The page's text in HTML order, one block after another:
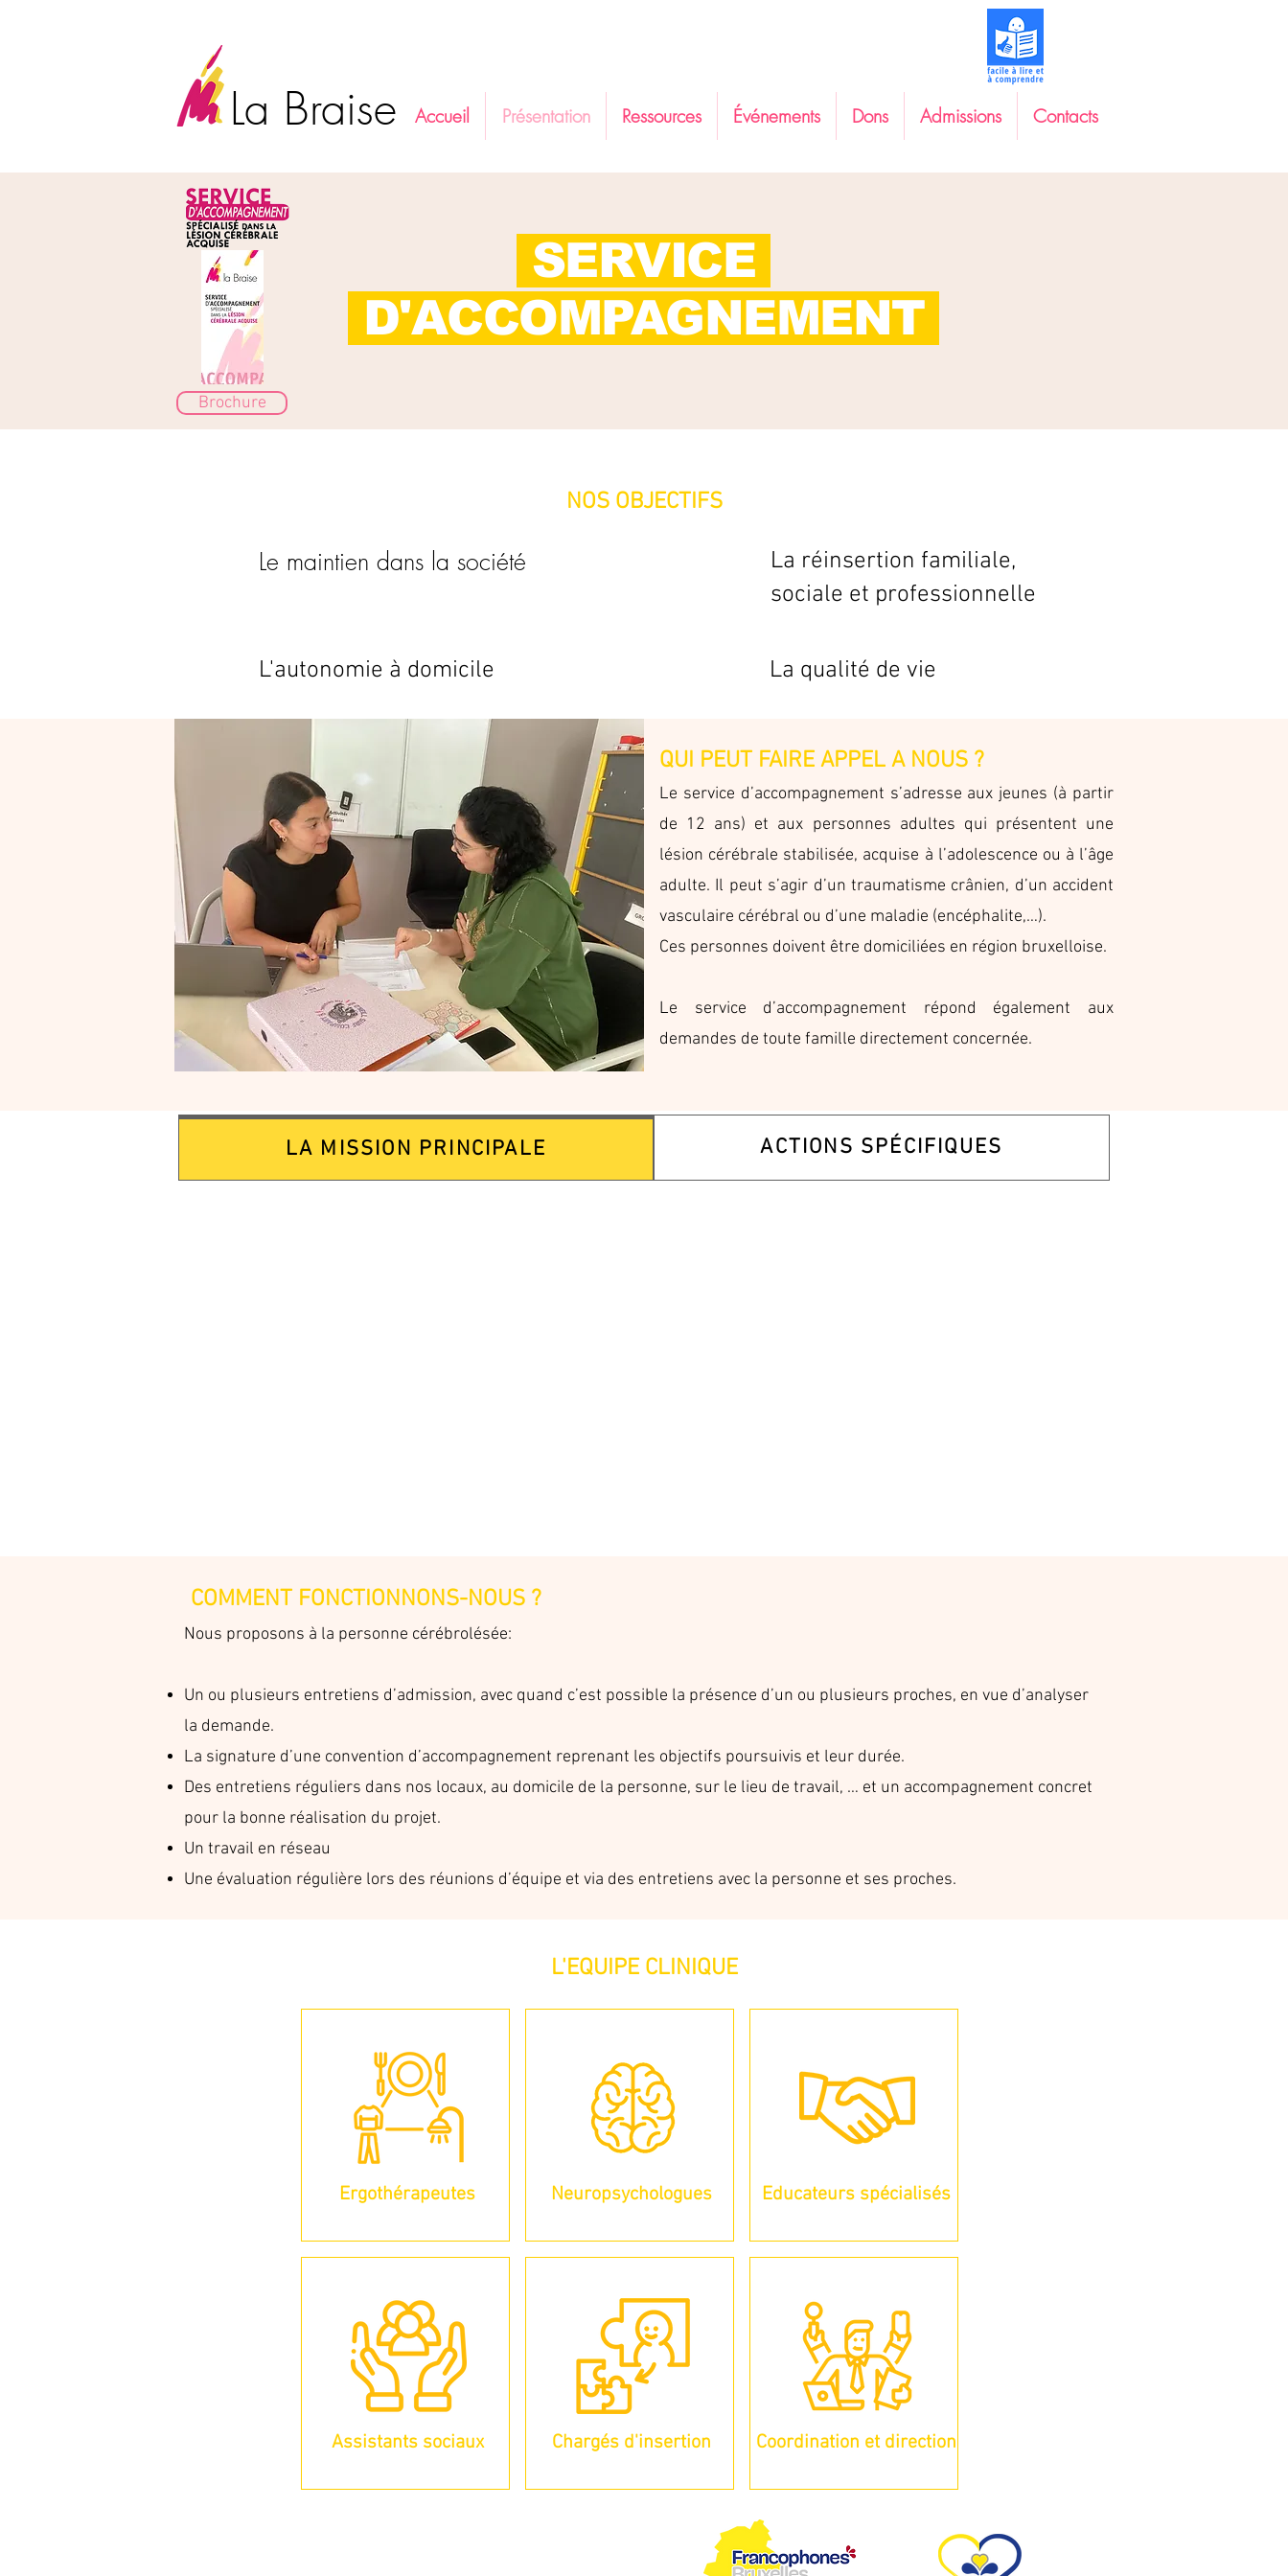
La Braise Accueil Présentation Ressources Événements Dons Admissions Contacts
SERVICE
D'ACCOMPAGNEMENT
Brochure
Le maintien dans la société
NOS OBJECTIFS
Le maintien dans la société
L'autonomie à domicile
La réinsertion familiale,
sociale et professionnelle
La qualité de vie
QUI PEUT FAIRE APPEL A NOUS ?
Le service d’accompagnement s’adresse aux jeunes (à partir
de 12 ans) et aux personnes adultes qui présentent une
lésion cérébrale stabilisée, acquise à l’adolescence ou à l’âge
adulte. Il peut s’agir d’un traumatisme crânien, d’un accident
vasculaire cérébral ou d’une maladie (encéphalite,…).
Ces personnes doivent être domiciliées en région bruxelloise.
Le service d’accompagnement répond également aux
demandes de toute famille directement concernée.
LA MISSION PRINCIPALE ACTIONS SPÉCIFIQUES
COMMENT FONCTIONNONS-NOUS ?
Nous proposons à la personne cérébrolésée:
Un ou plusieurs entretiens d’admission, avec quand c’est possible la présence d’un ou plusieurs proches, en vue d’analyser
la demande.
La signature d’une convention d’accompagnement reprenant les objectifs poursuivis et leur durée.
Des entretiens réguliers dans nos locaux, au domicile de la personne, sur le lieu de travail, … et un accompagnement concret
pour la bonne réalisation du projet.
Un travail en réseau
Une évaluation régulière lors des réunions d’équipe et via des entretiens avec la personne et ses proches.
L'EQUIPE CLINIQUE
Ergothérapeutes
Assistants sociaux
Neuropsychologues
Chargés d'insertion
Educateurs spécialisés
Coordination et direction